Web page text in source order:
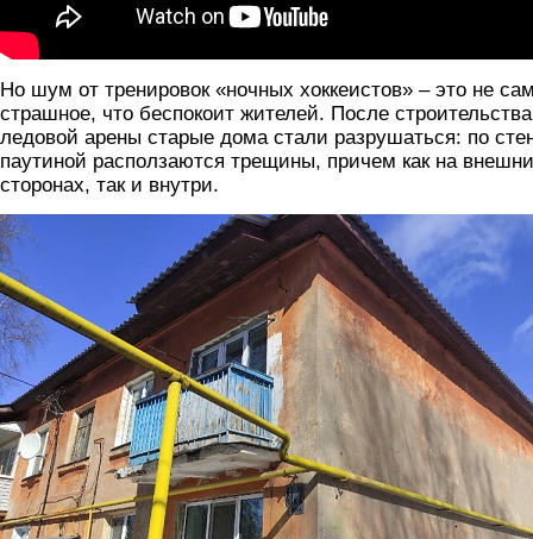
Но шум от тренировок «ночных хоккеистов» – это не
страшное, что беспокоит жителей. После строительства
ледовой арены старые дома стали разрушаться: по
паутиной расползаются трещины, причем как на
сторонах, так и внутри.
treshchiny.jpg